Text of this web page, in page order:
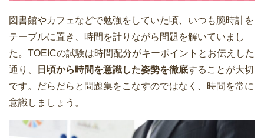
図書館やカフェなどで勉強をしていた頃、いつも腕時計を
テーブルに置き、時間を計りながら問題を解いていまし
た。TOEICの試験は時間配分がキーポイントとお伝えした
通り、
日頃から時間を意識した姿勢を徹底することが大切
です。だらだらと問題集をこなすのではなく、時間を常に
意識しましょう。